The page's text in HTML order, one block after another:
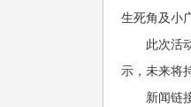
生死角及小
此次活
示，未来将
新闻链